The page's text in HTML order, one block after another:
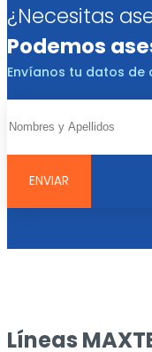
¿Necesitas
Podemos
Envíanos tu datos de
Líneas